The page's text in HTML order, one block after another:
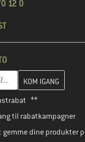
12 0
her, og opret i
**
til rabatkampagner
gemme dine produkter